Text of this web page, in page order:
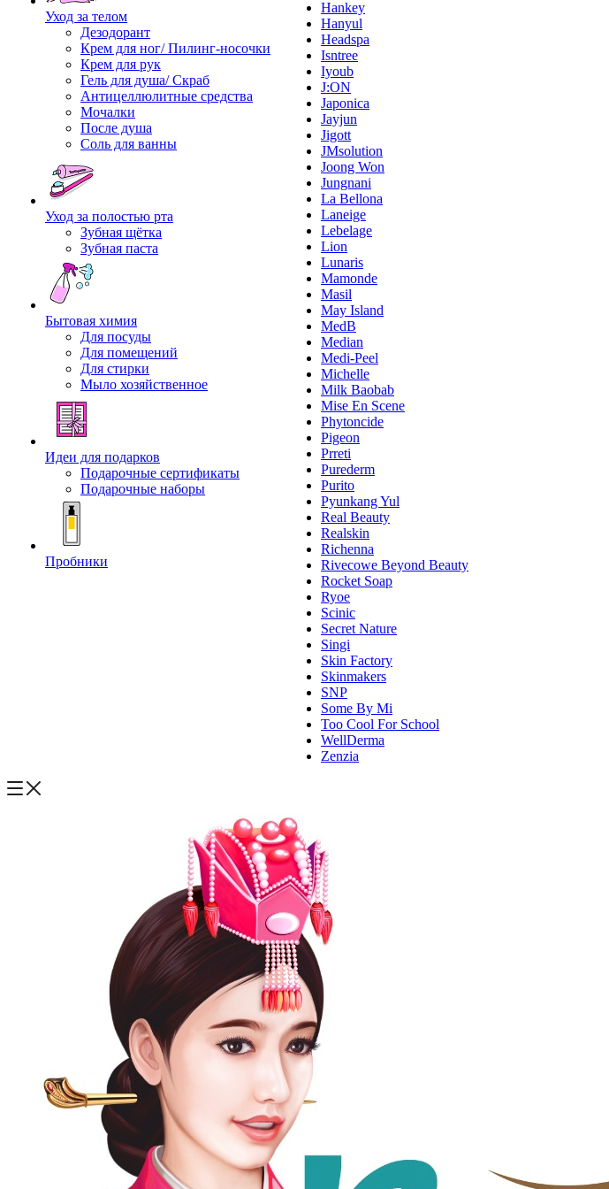
Уход за телом
Дезодорант
Крем для ног/ Пилинг-носочки
Крем для рук
Гель для душа/ Скраб
Антицеллюлитные средства
Мочалки
После душа
Соль для ванны
Уход за полостью рта
Зубная щётка
Зубная паста
Бытовая химия
Для посуды
Для помещений
Для стирки
Мыло хозяйственное
Идеи для подарков
Подарочные сертификаты
Подарочные наборы
Пробники
Hankey
Hanyul
Headspa
Isntree
Iyoub
J:ON
Japonica
Jayjun
Jigott
JMsolution
Joong Won
Jungnani
La Bellona
Laneige
Lebelage
Lion
Lunaris
Mamonde
Masil
May Island
MedB
Median
Medi-Peel
Michelle
Milk Baobab
Mise En Scene
Phytoncide
Pigeon
Prreti
Purederm
Purito
Pyunkang Yul
Real Beauty
Realskin
Richenna
Rivecowe Beyond Beauty
Rocket Soap
Ryoe
Scinic
Secret Nature
Singi
Skin Factory
Skinmakers
SNP
Some By Mi
Too Cool For School
WellDerma
Zenzia